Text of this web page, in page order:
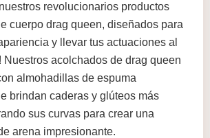
revolucionarios productos
cuerpo drag queen, diseñados para
y llevar tus actuaciones al
Nuestros acolchados de drag queen
almohadillas de espuma
brindan caderas y glúteos más
sus curvas para crear una
arena impresionante.